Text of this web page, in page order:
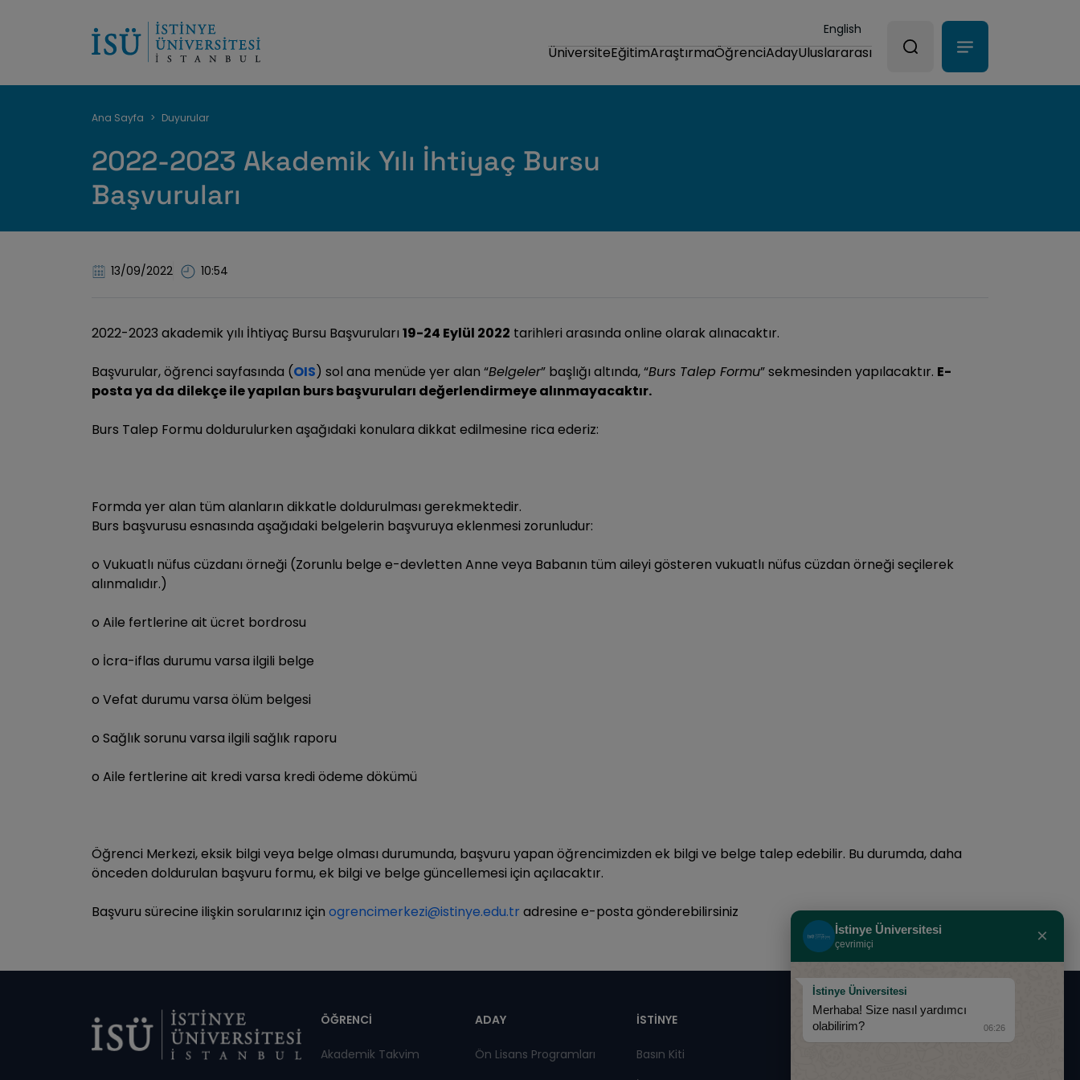
English
ÜniversiteEğitimAraştırmaÖğrenciAdayUluslararası
Sayfa
yolu
Ana Sayfa Duyurular
2022-2023 Akademik Yılı İhtiyaç Bursu
Başvuruları
13/09/2022 10:54
2022-2023 akademik yılı İhtiyaç Bursu Başvuruları 19-24 Eylül 2022 tarihleri arasında online olarak alınacaktır.
Başvurular, öğrenci sayfasında (OIS) sol ana menüde yer alan “Belgeler” başlığı altında, “Burs Talep Formu” sekmesinden yapılacaktır. E-
posta ya da dilekçe ile yapılan burs başvuruları değerlendirmeye alınmayacaktır.
Burs Talep Formu doldurulurken aşağıdaki konulara dikkat edilmesine rica ederiz:
Formda yer alan tüm alanların dikkatle doldurulması gerekmektedir.
Burs başvurusu esnasında aşağıdaki belgelerin başvuruya eklenmesi zorunludur:
o Vukuatlı nüfus cüzdanı örneği (Zorunlu belge e-devletten Anne veya Babanın tüm aileyi gösteren vukuatlı nüfus cüzdan örneği seçilerek
alınmalıdır.)
o Aile fertlerine ait ücret bordrosu
o İcra-iflas durumu varsa ilgili belge
o Vefat durumu varsa ölüm belgesi
o Sağlık sorunu varsa ilgili sağlık raporu
o Aile fertlerine ait kredi varsa kredi ödeme dökümü
Öğrenci Merkezi, eksik bilgi veya belge olması durumunda, başvuru yapan öğrencimizden ek bilgi ve belge talep edebilir. Bu durumda, daha
önceden doldurulan başvuru formu, ek bilgi ve belge güncellemesi için açılacaktır.
Başvuru sürecine ilişkin sorularınız için ogrencimerkezi@istinye.edu.tr adresine e-posta gönderebilirsiniz
Dipnot
ÖĞRENCİ
Akademik Takvim
ADAY
Ön Lisans Programları
İSTİNYE
Basın Kiti
0850 283 60 00
İstinye Üniversitesi
çevrimiçi ×
İstinye Üniversitesi
Merhaba! Size nasıl yardımcı
olabilirim?
06:26